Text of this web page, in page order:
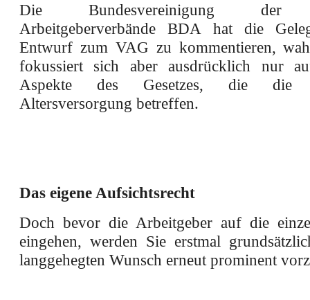
Die Bundesvereinigung der
Arbeitgeberverbände BDA hat die
Entwurf zum VAG zu kommentieren,
fokussiert sich aber ausdrücklich nur
Aspekte des Gesetzes, die die
Altersversorgung betreffen.
Das eigene Aufsichtsrecht
Doch bevor die Arbeitgeber auf die
eingehen, werden Sie erstmal
langgehegten Wunsch erneut prominent